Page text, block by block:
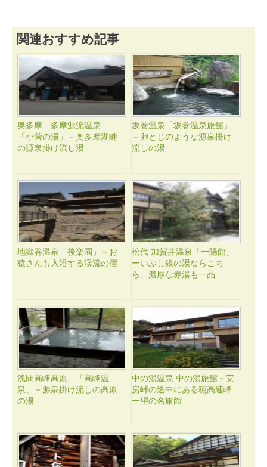
関連おすすめ記事
奥多摩 多摩源流温泉
「小菅の湯」－奥多摩湖畔
の源泉掛け流し湯
坂巻温泉「坂巻温泉旅館」
－卵とじのような源泉掛け
流しの湯
地獄谷温泉「後楽園」－お
猿さんも入浴する渓流の宿
松代 加賀井温泉「一陽館」
ーいぶし銀の湯ならこち
ら、濃厚な赤湯も一品
浅間高峰高原 「高峰温
泉」－源泉掛け流しの高原
の湯
中の湯温泉 中の湯旅館－安
房峠の途中にある穂高連峰
一望の名旅館